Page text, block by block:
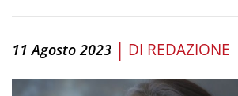
11 Agosto 2023 | DI REDAZIONE